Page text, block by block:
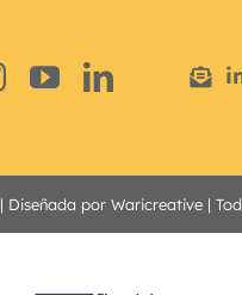
| Diseñada por Waricreative|